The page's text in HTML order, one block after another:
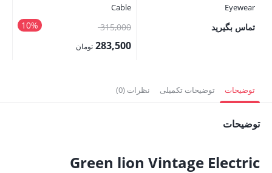
Eyewear
تماس بگیرید
Cable
10% 315,000قیمت
اصلی:283,500 تومان
283,500 تومان.
توضیحات توضیحات تکمیلی نظرات (0)
توضیحات
Green lion Vintage Electric